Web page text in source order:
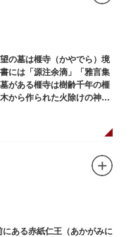
の墓は榧寺（かやでら）境
には「源注余滴」「雅言集
がある榧寺は樹齢千年の榧
から作られた火除けの神、
ある赤紙仁王（あかがみに